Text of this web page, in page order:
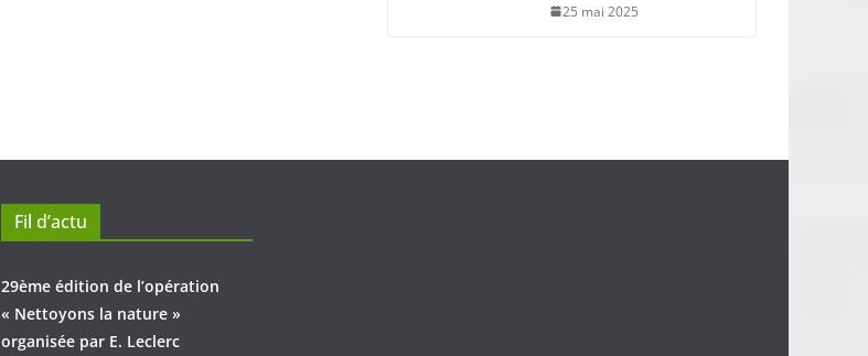
25 mai 2025
Fil d’actu
29ème édition de l’opération
« Nettoyons la nature »
organisée par E. Leclerc